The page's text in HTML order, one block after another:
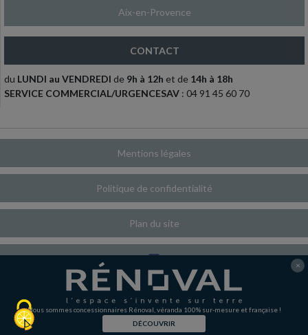
Aix-en-Provence
CONTACT
du LUNDI au VENDREDI de 9h à 12h et de 14h à 18h
SERVICE COMMERCIAL/URGENCESAV : 04 91 45 60 70
Mentions légales
Politique de confidentialité
Plan du site
Découvrez notre page Facebook
Nous sommes concessionnaires Rénoval, véranda 100% sur-mesure et française !
DÉCOUVRIR
×